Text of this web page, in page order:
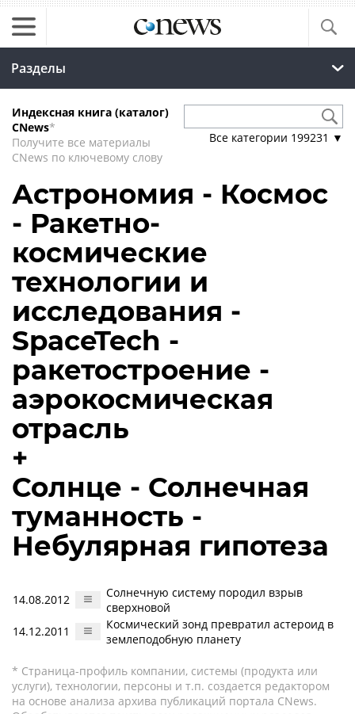
Разделы
Индексная книга (каталог)
CNews*
Получите все материалы
CNews по ключевому слову
Все категории 199231 ▼
Астрономия - Космос
- Ракетно-
космические
технологии и
исследования -
SpaceTech -
ракетостроение -
аэрокосмическая
отрасль
+
Солнце - Солнечная
туманность -
Небулярная гипотеза
14.08.2012
Солнечную систему породил взрыв
сверхновой
14.12.2011
Космический зонд превратил астероид в
землеподобную планету
* Страница-профиль компании, системы (продукта или
услуги), технологии, персоны и т.п. создается редактором
на основе анализа архива публикаций портала CNews.